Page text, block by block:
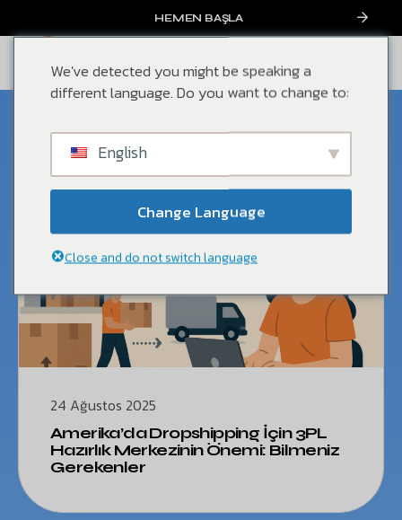
HEMEN BAŞLA
Amazon FBA
24 Ağustos 2025
Amerika’da Dropshipping İçin 3PL
Hazırlık Merkezinin Önemi: Bilmeniz
Gerekenler
We've detected you might be speaking a
different language. Do you want to change to:
English
Change Language
Close and do not switch language